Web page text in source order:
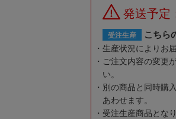
発送予定
受注生産 こちら
生産状況によりお
ご注文内容の変更
い。
別の商品と同時購
あわせます。
受注生産商品とな